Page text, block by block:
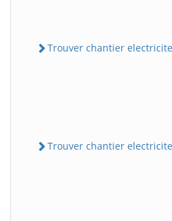
Trouver chantier electricite
Trouver chantier electricite